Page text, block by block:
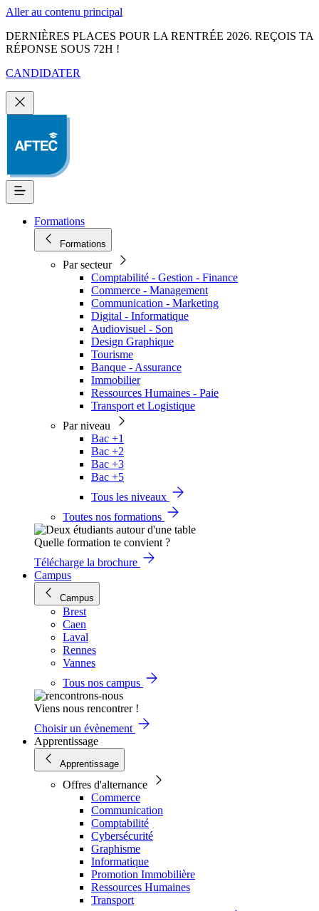
Aller au contenu principal
DERNIÈRES PLACES POUR LA RENTRÉE 2026. REÇOIS TA
RÉPONSE SOUS 72H !
CANDIDATER
Formations
Formations
Par secteur
Comptabilité - Gestion - Finance
Commerce - Management
Communication - Marketing
Digital - Informatique
Audiovisuel - Son
Design Graphique
Tourisme
Banque - Assurance
Immobilier
Ressources Humaines - Paie
Transport et Logistique
Par niveau
Bac +1
Bac +2
Bac +3
Bac +5
Tous les niveaux
Toutes nos formations
Quelle formation te convient ?
Télécharge la brochure
Campus
Campus
Brest
Caen
Laval
Rennes
Vannes
Tous nos campus
Viens nous rencontrer !
Choisir un évènement
Apprentissage
Apprentissage
Offres d'alternance
Commerce
Communication
Comptabilité
Cybersécurité
Graphisme
Informatique
Promotion Immobilière
Ressources Humaines
Transport